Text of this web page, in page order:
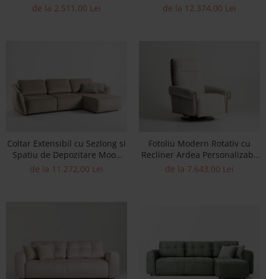
multiple finisaje disponibile,
de la 2.511,00 Lei
Personalizabil 260-290cm Stil
de la 12.374,00 Lei
Coltar Extensibil cu Sezlong si
Spatiu de Depozitare Moon
Personalizabil 270-314cm Stil
de la 11.272,00 Lei
Fotoliu Modern Rotativ cu
Recliner Ardea Personalizabil
Stil Contemporan Cadru Lemn
de la 7.643,00 Lei